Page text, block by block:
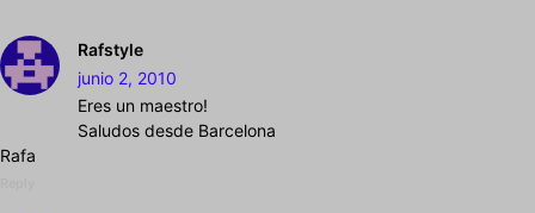
Rafstyle
junio 2, 2010
Eres un maestro!
Saludos desde Barcelona
Rafa